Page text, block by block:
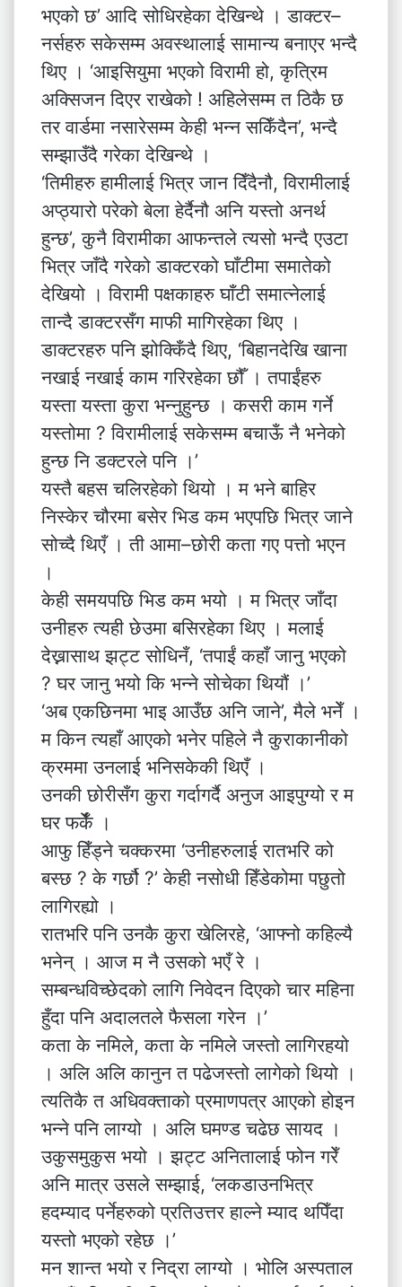
भएको छ’ आदि सोधिरहेका देखिन्थे । डाक्टर–
नर्सहरु सकेसम्म अवस्थालाई सामान्य बनाएर भन्दै
थिए । ‘आइसियुमा भएको विरामी हो, कृत्रिम
अक्सिजन दिएर राखेको ! अहिलेसम्म त ठिकै छ
तर वार्डमा नसारेसम्म केही भन्न सकिँदैन’, भन्दै
सम्झाउँदै गरेका देखिन्थे ।
‘तिमीहरु हामीलाई भित्र जान दिँदैनौ, विरामीलाई
अप्ठ्यारो परेको बेला हेर्दैनौ अनि यस्तो अनर्थ
हुन्छ’, कुनै विरामीका आफन्तले त्यसो भन्दै एउटा
भित्र जाँदै गरेको डाक्टरको घाँटीमा समातेको
देखियो । विरामी पक्षकाहरु घाँटी समात्नेलाई
तान्दै डाक्टरसँग माफी मागिरहेका थिए ।
डाक्टरहरु पनि झोक्किँदै थिए, ‘बिहानदेखि खाना
नखाई नखाई काम गरिरहेका छौँ । तपाईंहरु
यस्ता यस्ता कुरा भन्नुहुन्छ । कसरी काम गर्ने
यस्तोमा ? विरामीलाई सकेसम्म बचाऊँ नै भनेको
हुन्छ नि डक्टरले पनि ।’
यस्तै बहस चलिरहेको थियो । म भने बाहिर
निस्केर चौरमा बसेर भिड कम भएपछि भित्र जाने
सोच्दै थिएँ । ती आमा–छोरी कता गए पत्तो भएन
।
केही समयपछि भिड कम भयो । म भित्र जाँदा
उनीहरु त्यही छेउमा बसिरहेका थिए । मलाई
देख्नासाथ झट्ट सोधिनँ, ‘तपाईं कहाँ जानु भएको
? घर जानु भयो कि भन्ने सोचेका थियौं ।’
‘अब एकछिनमा भाइ आउँछ अनि जाने’, मैले भनेँ ।
म किन त्यहाँ आएको भनेर पहिले नै कुराकानीको
क्रममा उनलाई भनिसकेकी थिएँ ।
उनकी छोरीसँग कुरा गर्दागर्दै अनुज आइपुग्यो र म
घर फर्केँ ।
आफु हिँड्ने चक्करमा ‘उनीहरुलाई रातभरि को
बस्छ ? के गर्छौ ?’ केही नसोधी हिँडेकोमा पछुतो
लागिरह्यो ।
रातभरि पनि उनकै कुरा खेलिरहे, ‘आफ्नो कहिल्यै
भनेन् । आज म नै उसको भएँ रे ।
सम्बन्धविच्छेदको लागि निवेदन दिएको चार महिना
हुँदा पनि अदालतले फैसला गरेन ।’
कता के नमिले, कता के नमिले जस्तो लागिरहयो
। अलि अलि कानुन त पढेजस्तो लागेको थियो ।
त्यतिकै त अधिवक्ताको प्रमाणपत्र आएको होइन
भन्ने पनि लाग्यो । अलि घमण्ड चढेछ सायद ।
उकुसमुकुस भयो । झट्ट अनितालाई फोन गरेँ
अनि मात्र उसले सम्झाई, ‘लकडाउनभित्र
हदम्याद पर्नेहरुको प्रतिउत्तर हाल्ने म्याद थपिँदा
यस्तो भएको रहेछ ।’
मन शान्त भयो र निद्रा लाग्यो । भोलि अस्पताल